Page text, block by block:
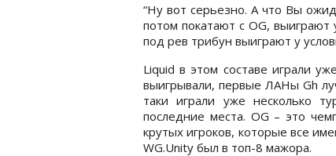
“Ну вот серьезно. А что Вы
потом покатают с OG,
под рев трибун выиграют у
Liquid в этом составе играли
выигрывали, первые ЛАНы Gh
таки играли уже несколько
последние места. OG – это
крутых игроков, которые все
WG.Unity был в топ-8 мажора.